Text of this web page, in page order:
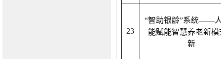
23
“智助银龄”系统——
能赋能智慧养老新模
新